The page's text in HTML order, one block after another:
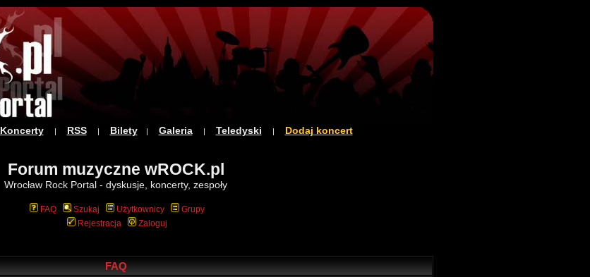
Koncerty| RSS| Bilety| Galeria| Teledyski | Dodaj koncert
Forum muzyczne wROCK.pl
Wrocław Rock Portal - dyskusje, koncerty, zespoły
FAQ Szukaj Użytkownicy
Grupy
Rejestracja
Zaloguj
FAQ